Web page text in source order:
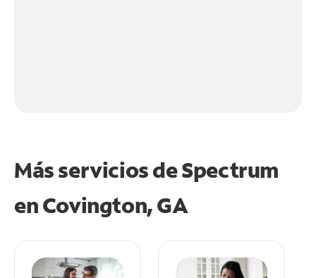
Más servicios de Spectrum
enCovington, GA